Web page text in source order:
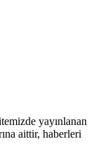
yayınlanan
aittir, haberleri